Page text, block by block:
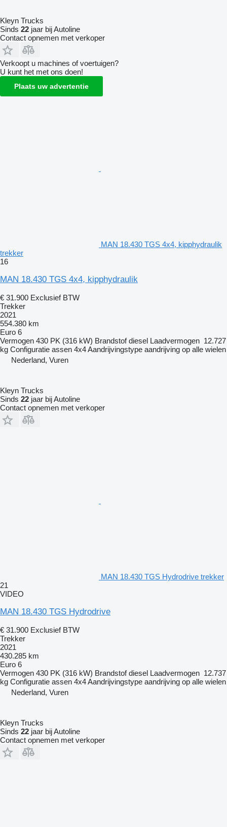
Kleyn Trucks
Sinds 22 jaar bij Autoline
Contact opnemen met verkoper
Verkoopt u machines of voertuigen?
U kunt het met ons doen!
Plaats uw advertentie
MAN 18.430 TGS 4x4, kipphydraulik
trekker
16
MAN 18.430 TGS 4x4, kipphydraulik
€ 31.900 Exclusief BTW
Trekker
2021
554.380 km
Euro 6
Vermogen 430 PK (316 kW) Brandstof diesel Laadvermogen 12.727
kg Configuratie assen 4x4Aandrijvingstype aandrijving op alle wielen
Nederland, Vuren
Kleyn Trucks
Sinds 22 jaar bij Autoline
Contact opnemen met verkoper
MAN 18.430 TGS Hydrodrive trekker
21
VIDEO
MAN 18.430 TGS Hydrodrive
€ 31.900 Exclusief BTW
Trekker
2021
430.285 km
Euro 6
Vermogen 430 PK (316 kW) Brandstof diesel Laadvermogen 12.737
kg Configuratie assen 4x4Aandrijvingstype aandrijving op alle wielen
Nederland, Vuren
Kleyn Trucks
Sinds 22 jaar bij Autoline
Contact opnemen met verkoper